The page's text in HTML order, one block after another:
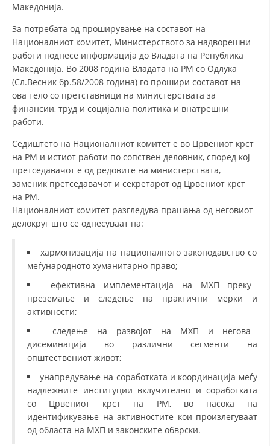
Македонија.
За потребата од проширување на составот на
Националниот комитет, Министерството за надворешни
работи поднесе информација до Владата на Република
Македонија. Во 2008 година Владата на РМ со Одлука
(Сл.Весник бр.58/2008 година) го прошири составот на
ова тело со претставници на министерствата за
финансии, труд и социјална политика и внатрешни
работи.
Седиштето на Националниот комитет е во Црвениот крст
на РМ и истиот работи по сопствен деловник, според кој
претседавачот е од редовите на министерствата,
заменик претседавачот и секретарот од Црвениот крст
на РМ.
Националниот комитет разгледува прашања од неговиот
делокруг што се однесуваат на:
хармонизација на националното законодавство со
меѓународното хуманитарно право;
ефективна имплементација на МХП преку
преземање и следење на практични мерки и
активности;
следење на развојот на МХП и негова
дисеминација во различни сегменти на
општествениот живот;
унапредување на соработката и координација меѓу
надлежните институции вклучително и соработката
со Црвениот крст на РМ, во насока на
идентификување на активностите кои произлегуваат
од областа на МХП и законските обврски.